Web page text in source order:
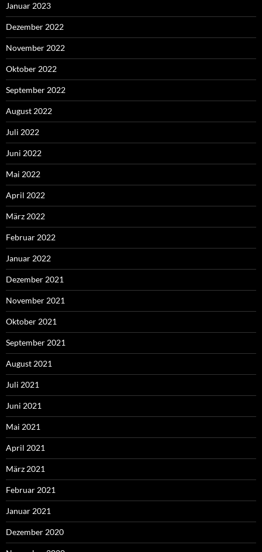
Januar 2023
Dezember 2022
November 2022
Oktober 2022
September 2022
August 2022
Juli 2022
Juni 2022
Mai 2022
April 2022
März 2022
Februar 2022
Januar 2022
Dezember 2021
November 2021
Oktober 2021
September 2021
August 2021
Juli 2021
Juni 2021
Mai 2021
April 2021
März 2021
Februar 2021
Januar 2021
Dezember 2020